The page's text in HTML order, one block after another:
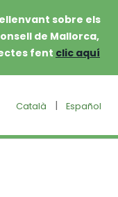
sobre els
de Mallorca,
fent clic aquí
Català | Español